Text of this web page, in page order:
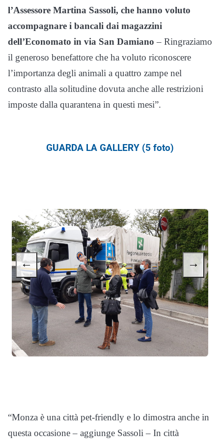
l’Assessore Martina Sassoli, che hanno voluto
accompagnare i bancali dai magazzini
dell’Economato in via San Damiano – Ringraziamo
il generoso benefattore che ha voluto riconoscere
l’importanza degli animali a quattro zampe nel
contrasto alla solitudine dovuta anche alle restrizioni
imposte dalla quarantena in questi mesi”.
GUARDA LA GALLERY (5 foto)
← →
“Monza è una città pet-friendly e lo dimostra anche in
questa occasione – aggiunge Sassoli – In città